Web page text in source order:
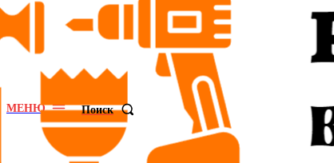
МЕНЮ Поиск